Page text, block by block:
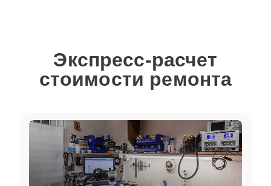
Экспресс-расчет
стоимости ремонта